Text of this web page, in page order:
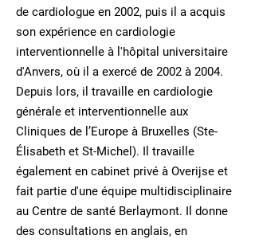
de cardiologue en 2002, puis il a acquis
son expérience en cardiologie
interventionnelle à l'hôpital universitaire
d'Anvers, où il a exercé de 2002 à 2004.
Depuis lors, il travaille en cardiologie
générale et interventionnelle aux
Cliniques de l’Europe à Bruxelles (Ste-
Élisabeth et St-Michel). Il travaille
également en cabinet privé à Overijse et
fait partie d'une équipe multidisciplinaire
au Centre de santé Berlaymont. Il donne
des consultations en anglais, en